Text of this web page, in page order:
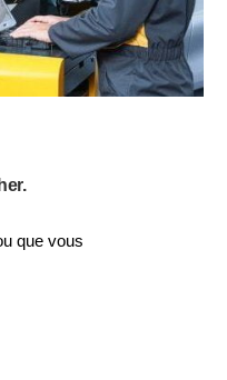
que vous